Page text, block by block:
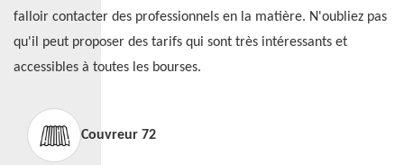
falloir contacter des professionnels en la matière. N'oubliez pas
qu'il peut proposer des tarifs qui sont très intéressants et
accessibles à toutes les bourses.
Couvreur 72